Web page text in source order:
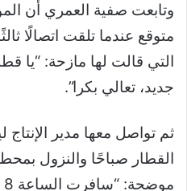
وتابعت صفية العمري أن
متوقع عندما تلقت اتصالًا
التي قالت لها مازحة: “يا
جديد، تعالي بكرا”.
ثم تواصل معها مدير الإنتاج
القطار صباحًا والنزول